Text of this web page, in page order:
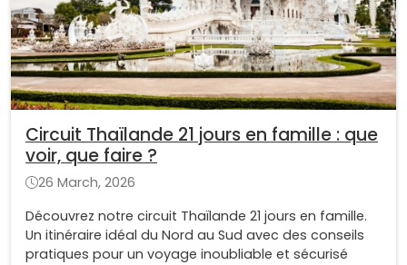
Circuit Thaïlande 21 jours en famille : que
voir, que faire ?
26 March, 2026
Découvrez notre circuit Thaïlande 21 jours en famille.
Un itinéraire idéal du Nord au Sud avec des conseils
pratiques pour un voyage inoubliable et sécurisé